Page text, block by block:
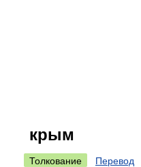
крым
Толкование Перевод